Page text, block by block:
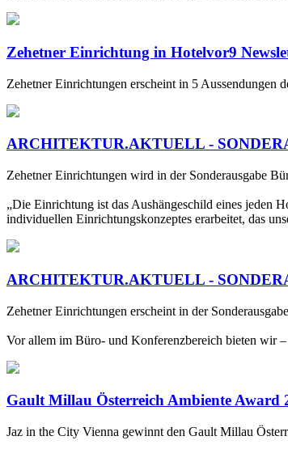
Zehetner Einrichtung in Hotelvor9
Zehetner Einrichtungen erscheint in 5 Aussendungen
ARCHITEKTUR.AKTUELL -
Zehetner Einrichtungen wird in der Sonderausgabe
„Die Einrichtung ist das Aushängeschild eines jeden
individuellen Einrichtungskonzeptes erarbeitet, das
ARCHITEKTUR.AKTUELL -
Zehetner Einrichtungen erscheint in der
Vor allem im Büro- und Konferenzbereich bieten wir
Gault Millau Österreich Ambiente Award
Jaz in the City Vienna gewinnt den Gault Millau